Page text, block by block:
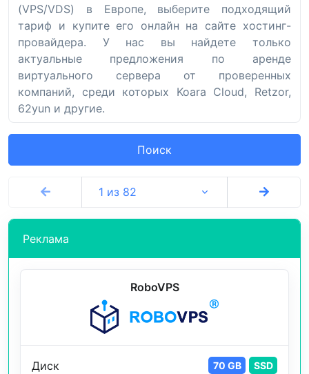
(VPS/VDS) в Европе, выберите подходящий
тариф и купите его онлайн на сайте хостинг-
провайдера. У нас вы найдете только
актуальные предложения по аренде
виртуального сервера от проверенных
компаний, среди которых Koara Cloud, Retzor,
62yun и другие.
Поиск
1 из 82
Реклама
RoboVPS
Диск 70 GB SSD